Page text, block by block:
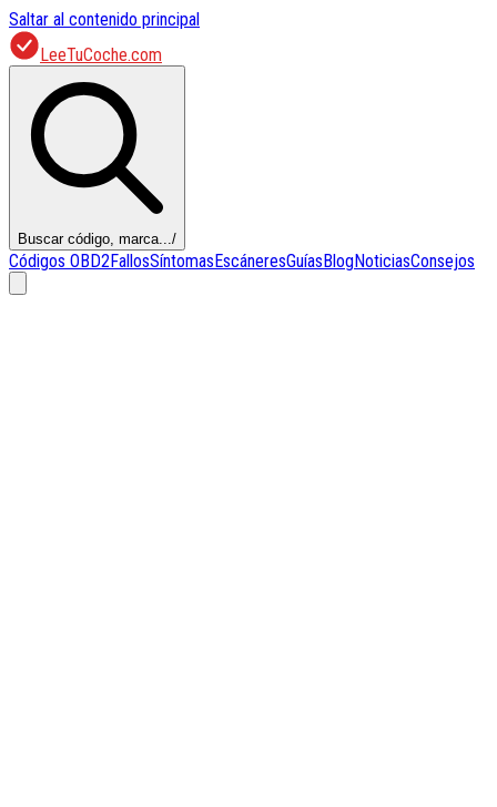
Saltar al contenido principal
LeeTuCoche.com
Buscar código, marca.../
Códigos OBD2FallosSíntomasEscáneresGuíasBlogNoticiasConsejos